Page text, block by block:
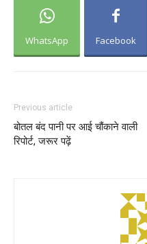
WhatsApp Facebook
Previous article
बोतल बंद पानी पर आई चौंकाने वाली
रिपोर्ट, जरूर पढ़ें